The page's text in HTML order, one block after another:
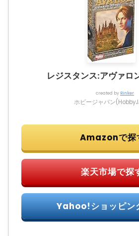
レジスタンス:アヴァロ
created by Rinker
ホビージャパン